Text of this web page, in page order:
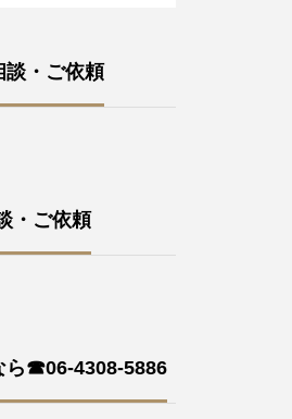
談・ご依頼
・ご依頼
ら☎06-4308-5886